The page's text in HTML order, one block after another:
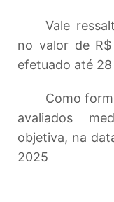
Vale
no valor de
efetuado até
Como
avaliados
objetiva, na
2025